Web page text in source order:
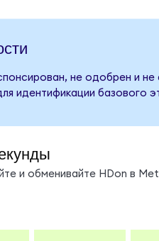
не одобрен и
идентификации базового
и обменивайте HDon в